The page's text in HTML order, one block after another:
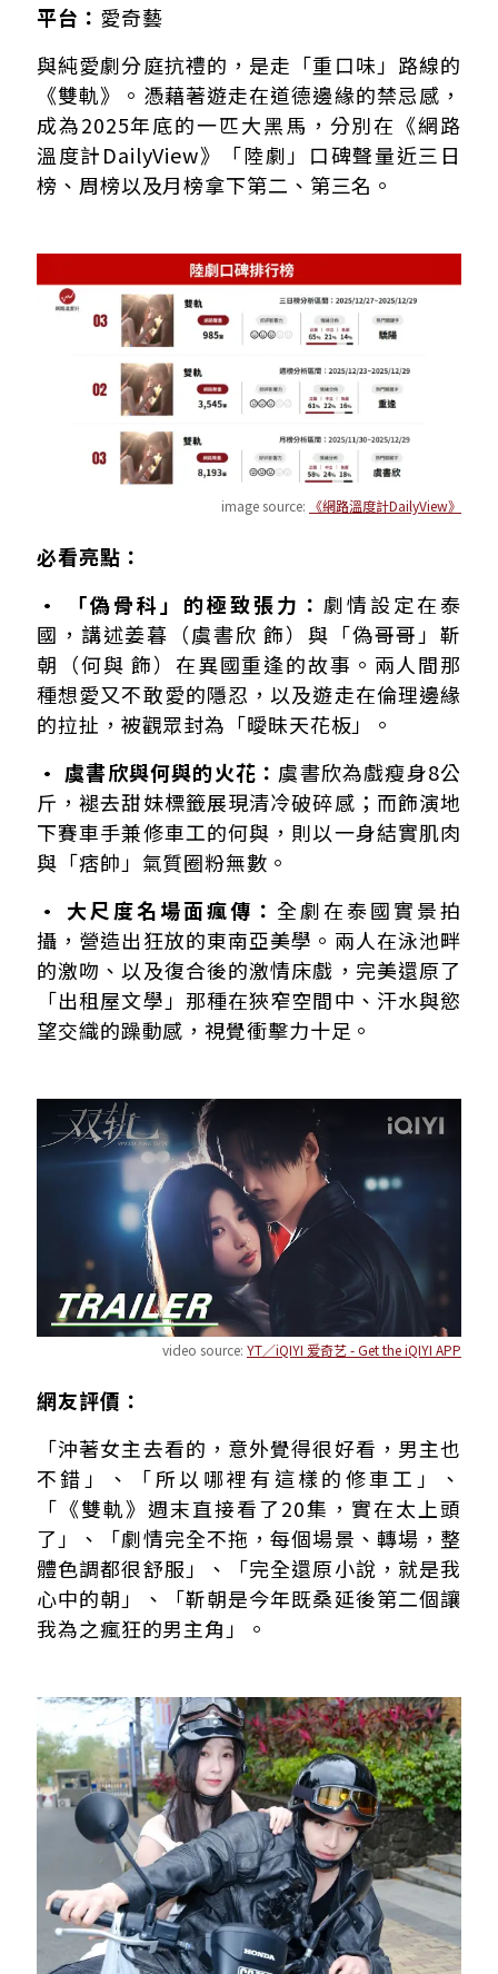
平台： 愛奇藝
與純愛劇分庭抗禮的，是走「重口味」路線的
《雙軌》。憑藉著遊走在道德邊緣的禁忌感，
成為2025年底的一匹大黑馬，分別在《網路
溫度計DailyView》「陸劇」口碑聲量近三日
榜、周榜以及月榜拿下第二、第三名。
image source: 《網路溫度計DailyView》
必看亮點：
• 「偽骨科」的極致張力： 劇情設定在泰
國，講述姜暮（虞書欣 飾）與「偽哥哥」靳
朝（何與 飾）在異國重逢的故事。兩人間那
種想愛又不敢愛的隱忍，以及遊走在倫理邊緣
的拉扯，被觀眾封為「曖昧天花板」。
• 虞書欣與何與的火花： 虞書欣為戲瘦身8公
斤，褪去甜妹標籤展現清冷破碎感；而飾演地
下賽車手兼修車工的何與，則以一身結實肌肉
與「痞帥」氣質圈粉無數。
• 大尺度名場面瘋傳： 全劇在泰國實景拍
攝，營造出狂放的東南亞美學。兩人在泳池畔
的激吻、以及復合後的激情床戲，完美還原了
「出租屋文學」那種在狹窄空間中、汗水與慾
望交織的躁動感，視覺衝擊力十足。
video source: YT／iQIYI 爱奇艺 - Get the iQIYI APP
網友評價：
「沖著女主去看的，意外覺得很好看，男主也
不錯」、「所以哪裡有這樣的修車工」、
「《雙軌》週末直接看了20集，實在太上頭
了」、「劇情完全不拖，每個場景、轉場，整
體色調都很舒服」、「完全還原小說，就是我
心中的朝」、「靳朝是今年既桑延後第二個讓
我為之瘋狂的男主角」。